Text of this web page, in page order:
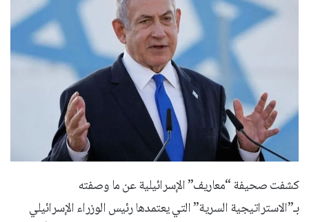
كشفت صحيفة “معاريف” الإسرائيلية عن ما وصفته
بـ”الاستراتيجية السرية” التي يعتمدها رئيس الوزراء الإسرائيلي